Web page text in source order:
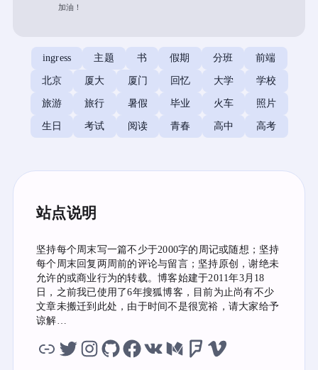
加油！
ingress 主题 书 假期 分班 前端
北京 厦大 厦门 回忆 大学 学校
旅游 旅行 暑假 毕业 火车 照片
生日 考试 阅读 青春 高中 高考
站点说明
坚持每个周末写一篇不少于2000字的周记或随想；坚持
每个周末回复两周前的评论与留言；坚持原创，谢绝未
允许的或商业行为的转载。博客始建于2011年3月18
日，之前我已使用了6年搜狐博客，目前为止尚有不少
文章未搬迁到此处，由于时间不是很宽裕，请大家给予
谅解…
虫洞 twitterinstagram
githubfacebook
vk medium
foursquare
vimeo